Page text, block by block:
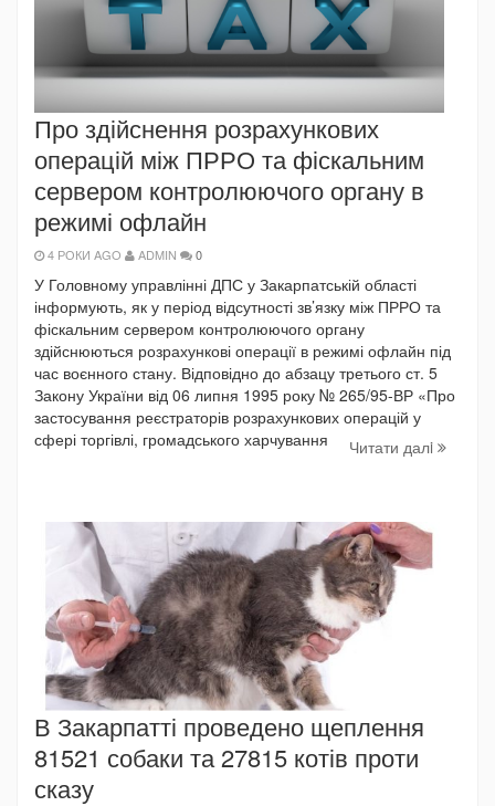
Про здійснення розрахункових
операцій між ПРРО та фіскальним
сервером контролюючого органу в
режимі офлайн
4 РОКИ AGO ADMIN 0
У Головному управлінні ДПС у Закарпатській області
інформують, як у період відсутності зв’язку між ПРРО та
фіскальним сервером контролюючого органу
здійснюються розрахункові операції в режимі офлайн під
час воєнного стану. Відповідно до абзацу третього ст. 5
Закону України від 06 липня 1995 року № 265/95-ВР «Про
застосування реєстраторів розрахункових операцій у
сфері торгівлі, громадського харчування
Читати далi
В Закарпатті проведено щеплення
81521 собаки та 27815 котів проти
сказу